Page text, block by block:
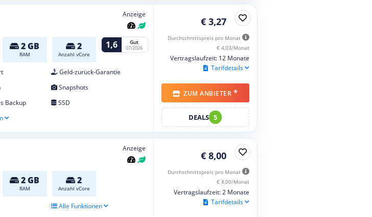
Anzeige
2 GB
RAM
2
Anzahl vCore
1,6 Gut
07/2026
Geld-zurück-Garantie
Snapshots
Backup
SSD
€ 3,27
Durchschnittspreis pro Monat
€ 4,03/Monat
Vertragslaufzeit: 12 Monate
Tarifdetails
ZUM ANBIETER *
DEALS 5
Anzeige
2 GB
RAM
2
Anzahl vCore
Alle Funktionen
€ 8,00
Durchschnittspreis pro Monat
€ 8,00/Monat
Vertragslaufzeit: 2 Monate
Tarifdetails